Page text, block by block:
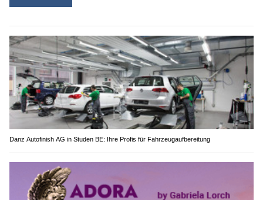
Danz Autofinish AG in Studen BE: Ihre Profis für Fahrzeugaufbereitung